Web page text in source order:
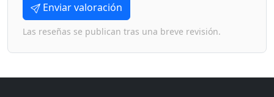
Enviar valoración
Las reseñas se publican tras una breve revisión.